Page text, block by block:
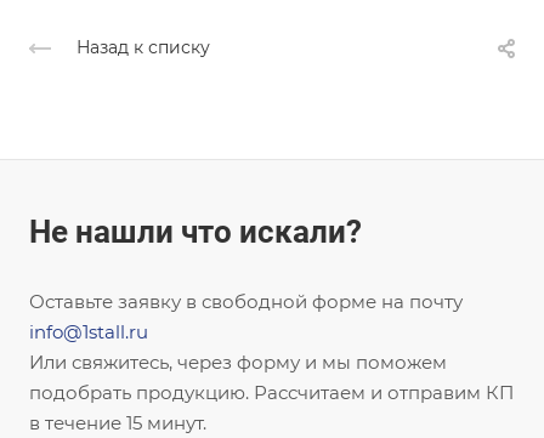
Назад к списку
Не нашли что искали?
Оставьте заявку в свободной форме на почту
info@1stall.ru
Или свяжитесь, через форму и мы поможем
подобрать продукцию. Рассчитаем и отправим КП
в течение 15 минут.